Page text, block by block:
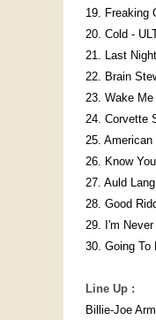
19. Freaking
20. Cold -
21. Last
22. Brain
23. Wake
24. Corvette
25.
26. Know
27. Auld
28. Good
29. I'm
30. Going To
Line Up :
Billie-Joe